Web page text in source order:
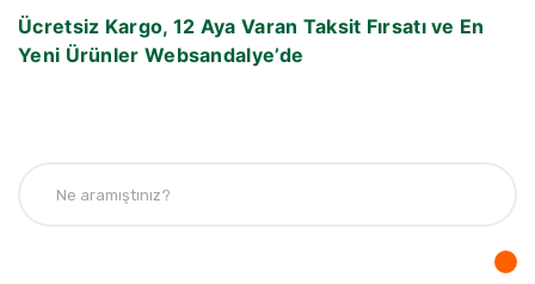
Ücretsiz Kargo, 12 Aya Varan Taksit Fırsatı ve En
Yeni Ürünler Websandalye’de